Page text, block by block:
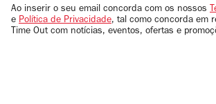
email
Ao inserir o seu email concorda com os nossos
e Política de Privacidade, tal como concorda em
Time Out com notícias, eventos, ofertas e